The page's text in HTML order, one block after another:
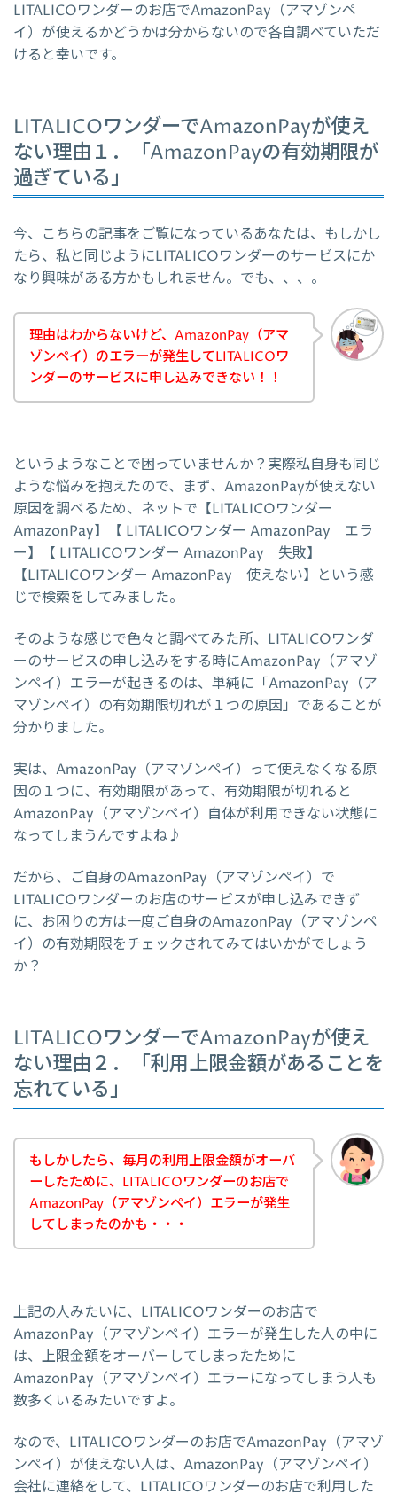
LITALICOワンダーのお店でAmazonPay（アマゾンペ
イ）が使えるかどうかは分からないので各自調べていただ
けると幸いです。
LITALICOワンダーでAmazonPayが使え
ない理由１．「AmazonPayの有効期限が
過ぎている」
今、こちらの記事をご覧になっているあなたは、もしかし
たら、私と同じようにLITALICOワンダーのサービスにか
なり興味がある方かもしれません。でも、、、。
理由はわからないけど、AmazonPay（アマ
ゾンペイ）のエラーが発生してLITALICOワ
ンダーのサービスに申し込みできない！！
というようなことで困っていませんか？実際私自身も同じ
ような悩みを抱えたので、まず、AmazonPayが使えない
原因を調べるため、ネットで【LITALICOワンダー
AmazonPay】【 LITALICOワンダー AmazonPay エラ
ー】【 LITALICOワンダー AmazonPay 失敗】
【LITALICOワンダー AmazonPay 使えない】という感
じで検索をしてみました。
そのような感じで色々と調べてみた所、LITALICOワンダ
ーのサービスの申し込みをする時にAmazonPay（アマゾ
ンペイ）エラーが起きるのは、単純に「AmazonPay（ア
マゾンペイ）の有効期限切れが１つの原因」であることが
分かりました。
実は、AmazonPay（アマゾンペイ）って使えなくなる原
因の１つに、有効期限があって、有効期限が切れると
AmazonPay（アマゾンペイ）自体が利用できない状態に
なってしまうんですよね♪
だから、ご自身のAmazonPay（アマゾンペイ）で
LITALICOワンダーのお店のサービスが申し込みできず
に、お困りの方は一度ご自身のAmazonPay（アマゾンペ
イ）の有効期限をチェックされてみてはいかがでしょう
か？
LITALICOワンダーでAmazonPayが使え
ない理由２．「利用上限金額があることを
忘れている」
もしかしたら、毎月の利用上限金額がオーバ
ーしたために、LITALICOワンダーのお店で
AmazonPay（アマゾンペイ）エラーが発生
してしまったのかも・・・
上記の人みたいに、LITALICOワンダーのお店で
AmazonPay（アマゾンペイ）エラーが発生した人の中に
は、上限金額をオーバーしてしまったために
AmazonPay（アマゾンペイ）エラーになってしまう人も
数多くいるみたいですよ。
なので、LITALICOワンダーのお店でAmazonPay（アマゾ
ンペイ）が使えない人は、AmazonPay（アマゾンペイ）
会社に連絡をして、LITALICOワンダーのお店で利用した